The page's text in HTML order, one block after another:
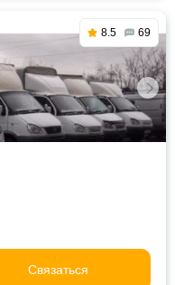
8.5 69
Связаться